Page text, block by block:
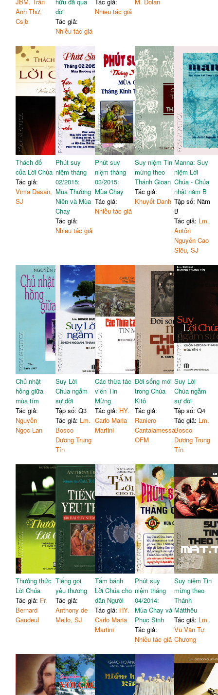
Anh Thư,
Csjb
đời
Tác giả:
Nhiều tác giả
Nhiều tác giả
Thách đố
của Lời Chúa
Tác giả:
Vima Dasan,
SJ
Phút suy
niệm tháng
02/2015:
Mùa Thường
Niên và Mùa
Chay
Tác giả:
Nhiều tác giả
Phút suy
niệm tháng
03/2015:
Mùa Chay
Tác giả:
Nhiều tác giả
Suy niệm Tin
mừng theo
Thánh Gioan
Tác giả:
Khuyết Danh
Manna: Suy
niệm Lời
Chúa - Chúa
nhật năm B
Tập số: Năm
B
Tác giả: Lm.
Antôn
Nguyễn Cao
Siêu, SJ
Chủ nhật
hồng giữa
mùa tím
Tác giả:
Nguyễn
Ngọc Lan
Suy Lời
Chúa ngẫm
sự đời
Tập số: Q3
Tác giả: Lm.
Bosco
Dương Trung
Tín
Các thừa tác
viên Tin
Mừng
Tác giả: HY.
Carlo Maria
Martini
Đời sống mới
trong Chúa
Kitô
Tác giả:
Raniero
Cantalamessa,
OFM
Suy Lời
Chúa ngẫm
sự đời
Tập số: Q4
Tác giả: Lm.
Bosco
Dương Trung
Tín
Thưởng thức
Lời Chúa
Tác giả: Fr.
Bernard
Gaudeul
Tiếng gọi
yêu thương
Tác giả:
Anthony de
Mello, SJ
Tấm bánh
Lời Chúa cho
dân Người
Tác giả: HY.
Carlo Maria
Martini
Phút suy
niệm tháng
04/2014:
Mùa Chay và
Phục Sinh
Tác giả:
Nhiều tác giả
Suy niệm Tin
mừng theo
Thánh
Mátthêu
Tác giả: Lm.
Vũ Văn Tự
Chương